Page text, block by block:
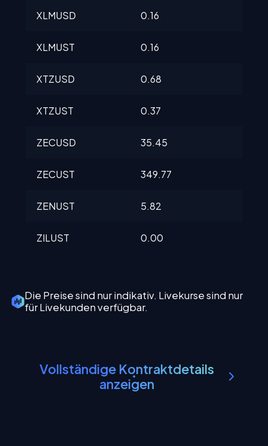
XLMUSD 0.16
XLMUST 0.16
XTZUSD 0.68
XTZUST 0.37
ZECUSD 35.45
ZECUST 349.77
ZENUST 5.82
ZILUST 0.00
Die Preise sind nur indikativ. Livekurse sind nur
für Livekunden verfügbar.
Vollständige Kontraktdetails
anzeigen